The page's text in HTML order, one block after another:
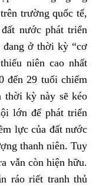
trường quốc tế,
nước phát triển
đang ở thời kỳ “cơ
niên cao nhất
đến 29 tuổi chiếm
thời kỳ này sẽ kéo
lớn để phát triển
lực của đất nước
thanh niên. Tuy
vẫn còn hiện hữu.
ráo riết tranh thủ